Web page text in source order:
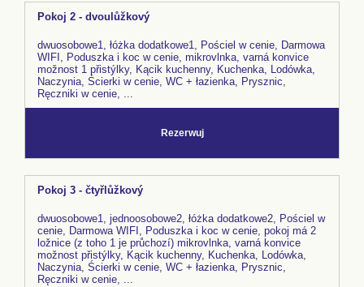
Pokoj 2 - dvoulůžkový
dwuosobowe1, łóżka dodatkowe1, Pościel w cenie, Darmowa
WIFI, Poduszka i koc w cenie, mikrovlnka, varná konvice
možnost 1 přistýlky, Kącik kuchenny, Kuchenka, Lodówka,
Naczynia, Ścierki w cenie, WC + łazienka, Prysznic,
Ręczniki w cenie, ...
Rezerwuj
Pokoj 3 - čtyřlůžkový
dwuosobowe1, jednoosobowe2, łóżka dodatkowe2, Pościel w
cenie, Darmowa WIFI, Poduszka i koc w cenie, pokoj má 2
ložnice (z toho 1 je průchozí) mikrovlnka, varná konvice
možnost přistýlky, Kącik kuchenny, Kuchenka, Lodówka,
Naczynia, Ścierki w cenie, WC + łazienka, Prysznic,
Ręczniki w cenie, ...